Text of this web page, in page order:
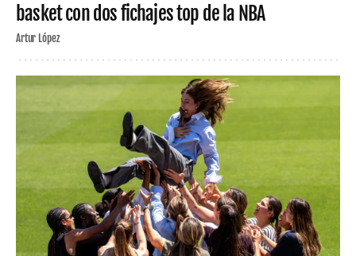
basket con dos fichajes top de la NBA
Artur López